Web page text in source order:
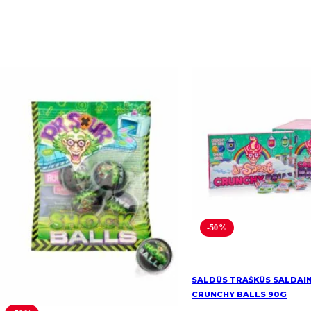
-50%
SALDŪS TRAŠKŪS
CRUNCHY BALLS 90G